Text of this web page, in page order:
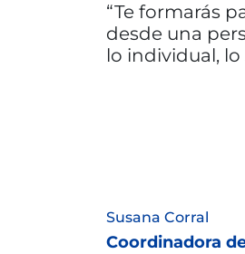
Te formarás
desde una
lo individual, lo
Susana Corral
Coordinadora